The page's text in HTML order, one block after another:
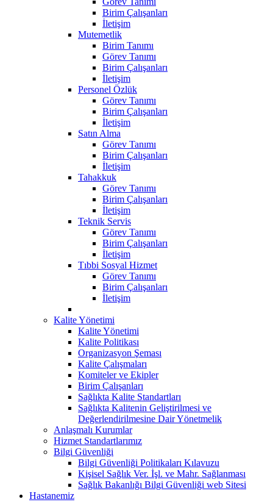
Birim Çalışanları
İletişim
Mutemetlik
Birim Tanımı
Görev Tanımı
Birim Çalışanları
İletişim
Personel Özlük
Görev Tanımı
Birim Çalışanları
İletişim
Satın Alma
Görev Tanımı
Birim Çalışanları
İletişim
Tahakkuk
Görev Tanımı
Birim Çalışanları
İletişim
Teknik Servis
Görev Tanımı
Birim Çalışanları
İletişim
Tıbbi Sosyal Hizmet
Görev Tanımı
Birim Çalışanları
İletişim
Kalite Yönetimi
Kalite Yönetimi
Kalite Politikası
Organizasyon Şeması
Kalite Çalışmaları
Komiteler ve Ekipler
Birim Çalışanları
Sağlıkta Kalite Standartları
Sağlıkta Kalitenin Geliştirilmesi ve
Değerlendirilmesine Dair Yönetmelik
Anlaşmalı Kurumlar
Hizmet Standartlarımız
Bilgi Güvenliği
Bilgi Güvenliği Politikaları Kılavuzu
Kişisel Sağlık Ver. İşl. ve Mahr. Sağlanması
Sağlık Bakanlığı Bilgi Güvenliği web Sitesi
Hastanemiz